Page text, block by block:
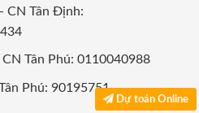
CN Tân Định:
CN Tân Phú: 0110040988
Phú: 90195751
Dự toán Online